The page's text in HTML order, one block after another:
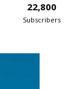
22,800
Subscribers